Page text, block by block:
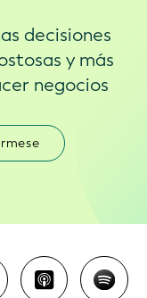
decisiones
y más
negocios